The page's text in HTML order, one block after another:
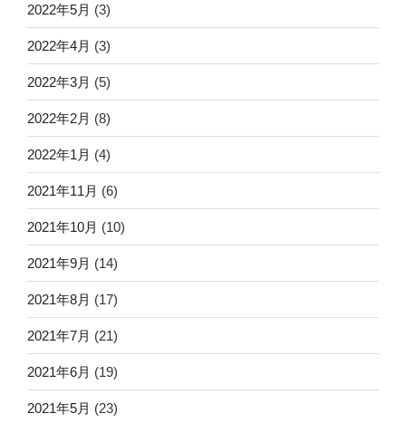
2022年5月 (3)
2022年4月 (3)
2022年3月 (5)
2022年2月 (8)
2022年1月 (4)
2021年11月 (6)
2021年10月 (10)
2021年9月 (14)
2021年8月 (17)
2021年7月 (21)
2021年6月 (19)
2021年5月 (23)